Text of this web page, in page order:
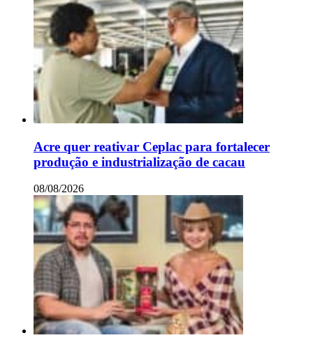
Acre quer reativar Ceplac para fortalecer
produção e industrialização de cacau
08/08/2026